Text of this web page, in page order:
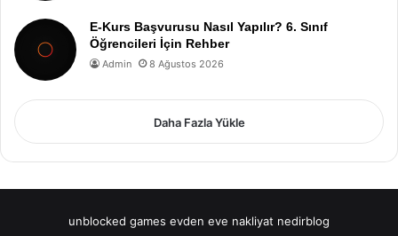
E-Kurs Başvurusu Nasıl Yapılır? 6. Sınıf
Öğrencileri İçin Rehber
Admin 8 Ağustos 2026
Daha Fazla Yükle
unblocked games evden eve nakliyat nedirblog